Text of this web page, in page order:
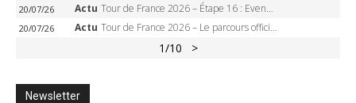
20/07/26 Actu Tour de France 2026 – Étape 16 : Evenepoel, Pogacar, Ganna… qui domptera le chrono d’Évian pour redessiner le podium ?
20/07/26 Actu Tour de France 2026 – Le parcours officiel complet : 21 étapes, profils, carte et dates
1/10 >
Newsletter